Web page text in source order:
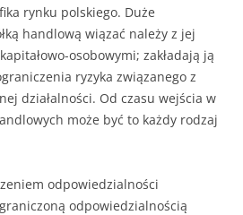
rynku polskiego. Duże
handlową wiązać należy z jej
osobowymi; zakładają ją
ryzyka związanego z
działalności. Od czasu wejścia w
może być to każdy rodzaj
odpowiedzialności
odpowiedzialnością